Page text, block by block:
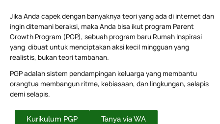
Jika Anda capek dengan banyaknya teori yang ada di internet dan
ingin ditemani beraksi, maka Anda bisa ikut program Parent
Growth Program (PGP), sebuah program baru Rumah Inspirasi
yang dibuat untuk menciptakan aksi kecil mingguan yang
realistis, bukan teori tambahan.
PGP adalah sistem pendampingan keluarga yang membantu
orangtua membangun ritme, kebiasaan, dan lingkungan, selapis
demi selapis.
Kurikulum PGP Tanya via WA